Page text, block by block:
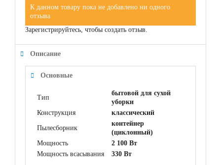
К данном товару пока не добавлено ни одного
отзыва
Зарегистрируйтесь, чтобы создать отзыв.
Описание
Основные
Тип
бытовой для сухой
уборки
Конструкция
классический
Пылесборник
контейнер
(циклонный)
Мощность
2 100 Вт
Мощность всасывания
330 Вт